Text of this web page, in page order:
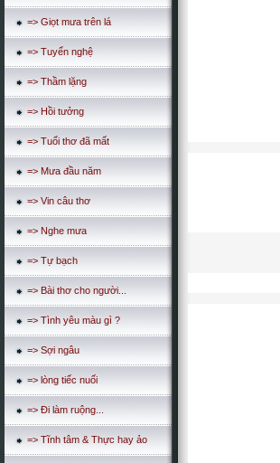
=> Giọt mưa trên lá
=> Tuyển nghệ
=> Thầm lặng
=> Hồi tưởng
=> Tuổi thơ đã mất
=> Mưa đầu năm
=> Vin câu thơ
=> Nghe mưa
=> Tự bạch
=> Bài thơ cho người...
=> Tình yêu màu gì ?
=> Sợi ngâu
=> lòng tiếc nuối
=> Đi làm ruộng...
=> Tĩnh tâm & Thực hay ảo